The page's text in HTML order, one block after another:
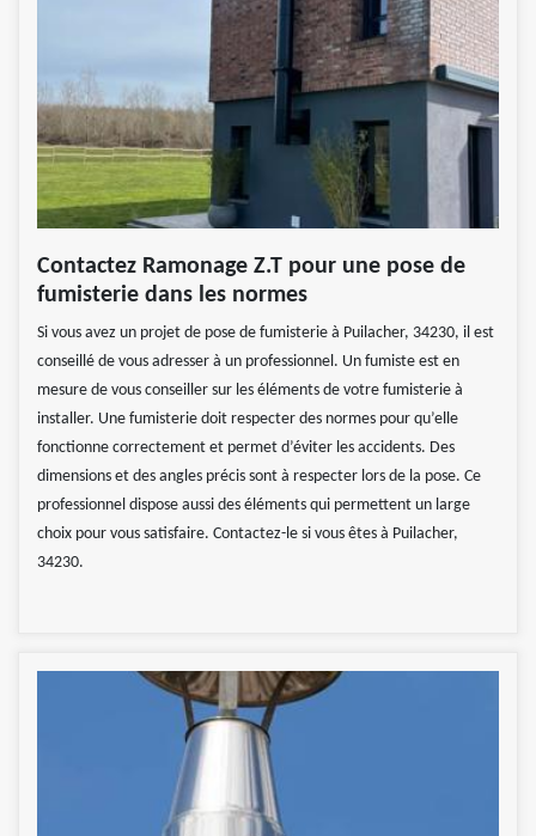
Contactez Ramonage Z.T pour une pose de
fumisterie dans les normes
Si vous avez un projet de pose de fumisterie à Puilacher, 34230, il est
conseillé de vous adresser à un professionnel. Un fumiste est en
mesure de vous conseiller sur les éléments de votre fumisterie à
installer. Une fumisterie doit respecter des normes pour qu’elle
fonctionne correctement et permet d’éviter les accidents. Des
dimensions et des angles précis sont à respecter lors de la pose. Ce
professionnel dispose aussi des éléments qui permettent un large
choix pour vous satisfaire. Contactez-le si vous êtes à Puilacher,
34230.